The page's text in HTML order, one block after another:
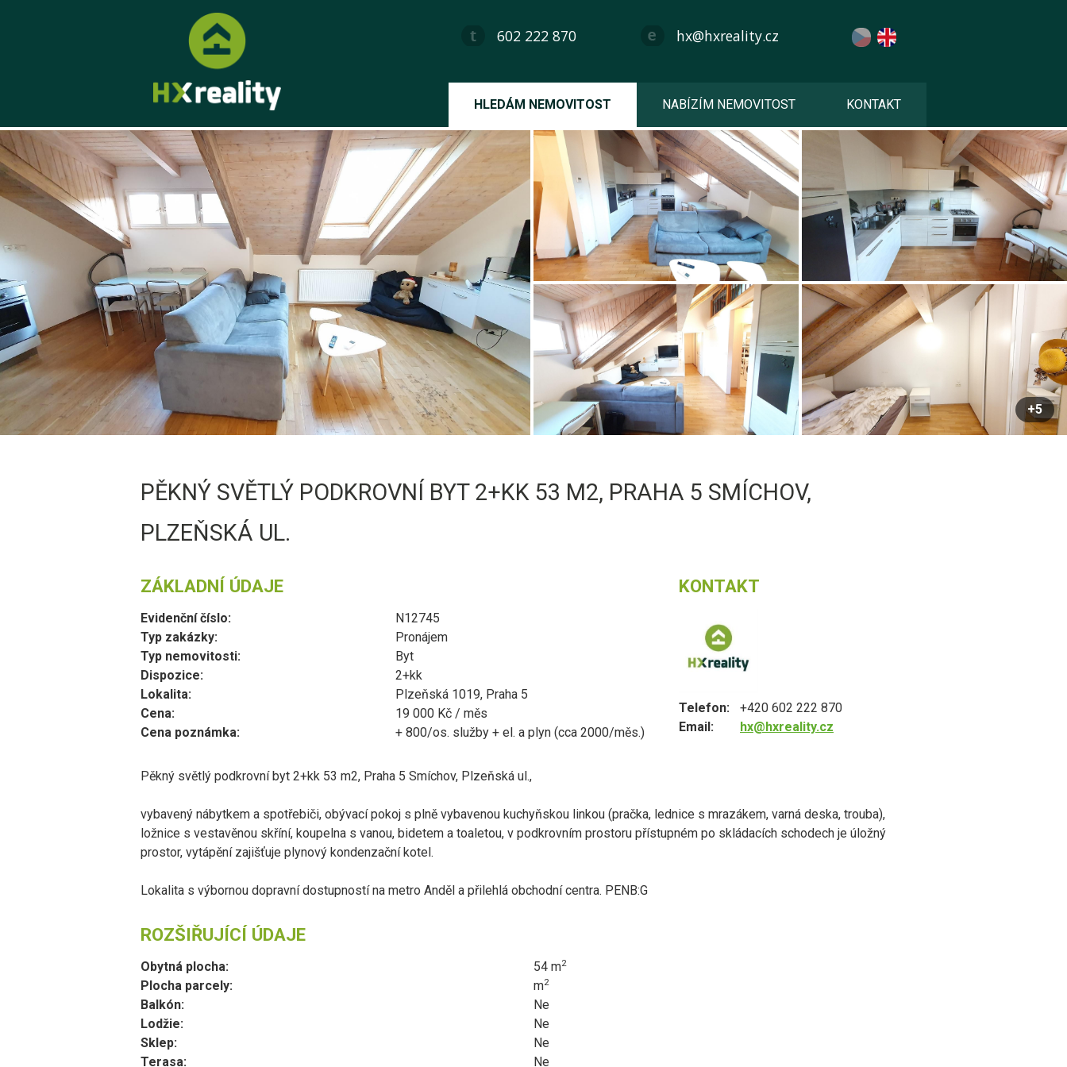
602 222 870 hx@hxreality.cz
HLEDÁM NEMOVITOST NABÍZÍM NEMOVITOST KONTAKT
+5
PĚKNÝ SVĚTLÝ PODKROVNÍ BYT 2+KK 53 M2, PRAHA 5 SMÍCHOV,
PLZEŇSKÁ UL.
ZÁKLADNÍ ÚDAJE
Evidenční číslo:
N12745
Typ zakázky:
Pronájem
Typ nemovitosti:
Byt
Dispozice:
2+kk
Lokalita:
Plzeňská 1019, Praha 5
Cena:
19 000 Kč / měs
Cena poznámka:
+ 800/os. služby + el. a plyn (cca 2000/měs.)
KONTAKT
Telefon:
+420 602 222 870
Email:
hx@hxreality.cz
Pěkný světlý podkrovní byt 2+kk 53 m2, Praha 5 Smíchov, Plzeňská ul.,
vybavený nábytkem a spotřebiči, obývací pokoj s plně vybavenou kuchyňskou linkou (pračka, lednice s mrazákem, varná deska, trouba),
ložnice s vestavěnou skříní, koupelna s vanou, bidetem a toaletou, v podkrovním prostoru přístupném po skládacích schodech je úložný
prostor, vytápění zajišťuje plynový kondenzační kotel.
Lokalita s výbornou dopravní dostupností na metro Anděl a přilehlá obchodní centra. PENB:G
ROZŠIŘUJÍCÍ ÚDAJE
Obytná plocha: 54 m2
Plocha parcely: m2
Balkón:
Ne
Lodžie:
Ne
Sklep:
Ne
Terasa:
Ne